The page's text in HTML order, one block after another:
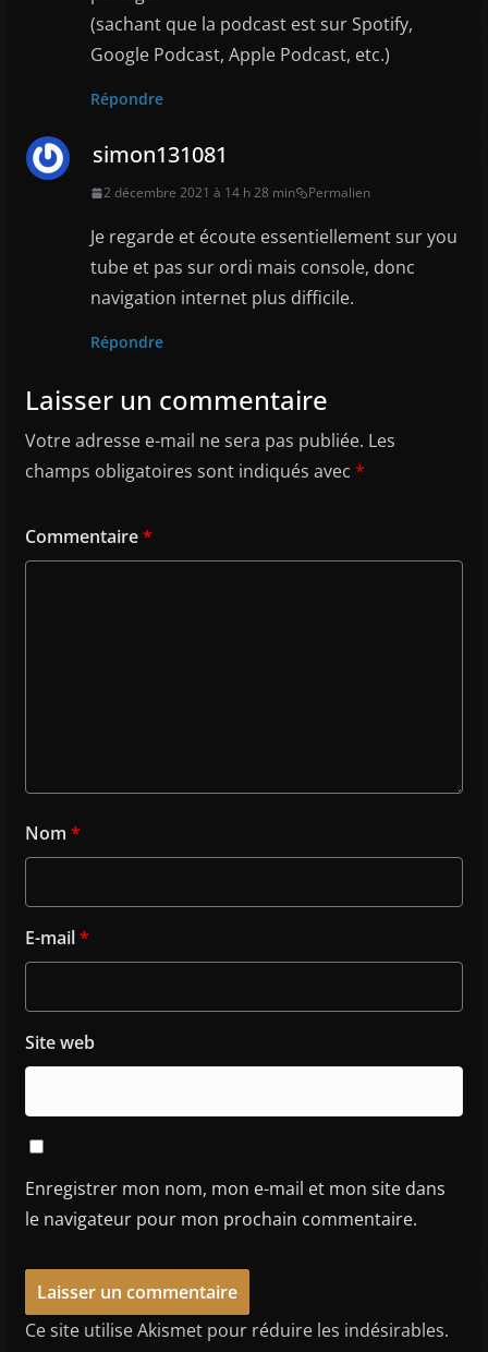
(sachant que la podcast est sur Spotify,
Google Podcast, Apple Podcast, etc.)
Répondre
simon131081
2 décembre 2021 à 14 h 28 min Permalien
Je regarde et écoute essentiellement sur you
tube et pas sur ordi mais console, donc
navigation internet plus difficile.
Répondre
Laisser un commentaire
Votre adresse e-mail ne sera pas publiée. Les
champs obligatoires sont indiqués avec *
Commentaire*
Nom *
E-mail*
Site web
Enregistrer mon nom, mon e-mail et mon site dans
le navigateur pour mon prochain commentaire.
Ce site utilise Akismet pour réduire les indésirables.